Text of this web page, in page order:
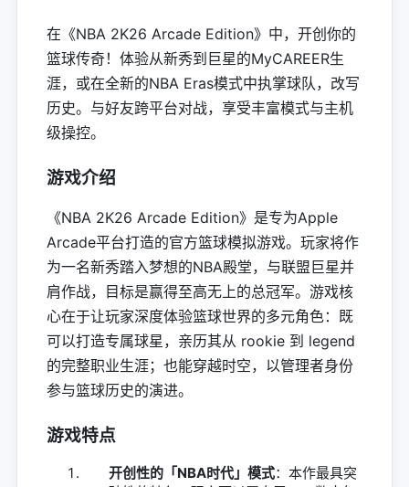
在《NBA 2K26 Arcade Edition》中，开创你的
篮球传奇！体验从新秀到巨星的MyCAREER生
涯，或在全新的NBA Eras模式中执掌球队，改写
历史。与好友跨平台对战，享受丰富模式与主机
级操控。
游戏介绍
《NBA 2K26 Arcade Edition》是专为Apple
Arcade平台打造的官方篮球模拟游戏。玩家将作
为一名新秀踏入梦想的NBA殿堂，与联盟巨星并
肩作战，目标是赢得至高无上的总冠军。游戏核
心在于让玩家深度体验篮球世界的多元角色：既
可以打造专属球星，亲历其从 rookie 到 legend
的完整职业生涯；也能穿越时空，以管理者身份
参与篮球历史的演进。
游戏特点
开创性的「NBA时代」模式：本作最具突